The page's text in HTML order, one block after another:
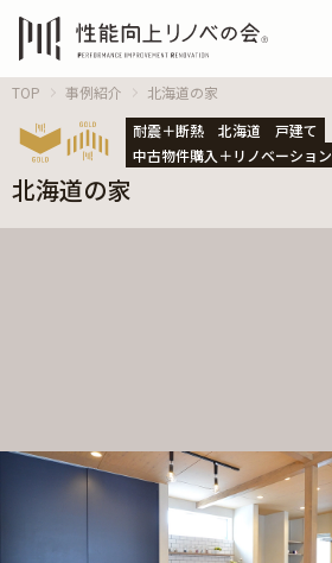
TOP 事例紹介
北海道の家
耐震＋断熱
北海道
戸建て
中古物件購入＋リノベーション
北海道の家